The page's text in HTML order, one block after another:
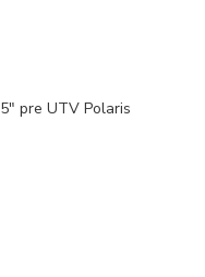
pre UTV Polaris